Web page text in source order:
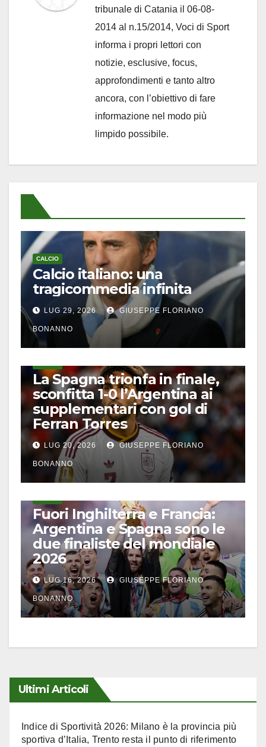
tribunale di Catania il 06-08-
2014 al n.15/2014, Voci di Sport
informa i propri lettori con
notizie, esclusive, focus,
approfondimenti e tanto altro
ancora, con l’obiettivo di fare
informazione nel modo più
limpido possibile.
CALCIO
Calcio italiano: una
tragicommedia infinita
LUG 29, 2026 GIUSEPPE FLORIANO
BONANNO
La Spagna trionfa in finale,
sconfitta 1-0 l’Argentina ai
supplementari con gol di
Ferran Torres
LUG 20, 2026 GIUSEPPE FLORIANO
BONANNO
Fuori Inghilterra e Francia:
Argentina e Spagna sono le
due finaliste del mondiale
2026
LUG 16, 2026 GIUSEPPE FLORIANO
BONANNO
Ultimi Articoli
Indice di Sportività 2026: Milano è la provincia più
sportiva d’Italia, Trento resta il punto di riferimento